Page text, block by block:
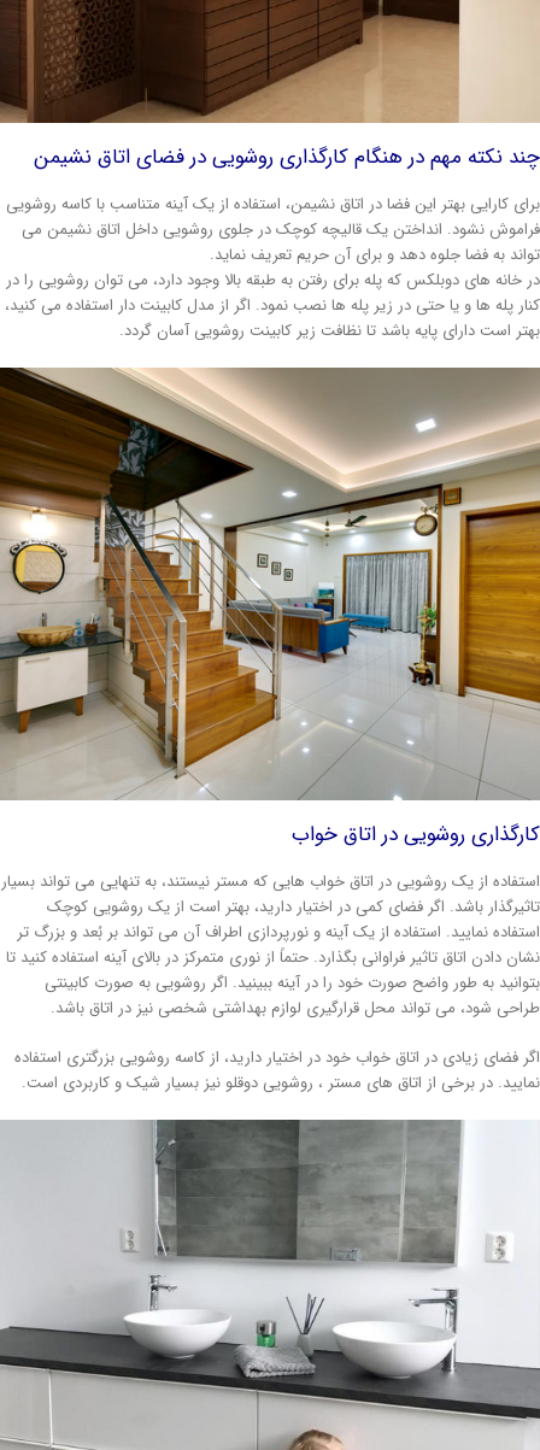
نکته مهم در هنگام کارگذاری روشویی در فضای اتاق نشیمن
کارایی بهتر این فضا در اتاق نشیمن، استفاده از یک آینه متناسب با کاسه روشویی
نشود. انداختن یک قالیچه کوچک در جلوی روشویی داخل اتاق نشیمن می
به فضا جلوه دهد و برای آن حریم تعریف نماید.
خانه های دوبلکس که پله برای رفتن به طبقه بالا وجود دارد، می توان روشویی را در
پله ها و یا حتی در زیر پله ها نصب نمود. اگر از مدل کابینت دار استفاده می کنید،
است دارای پایه باشد تا نظافت زیر کابینت روشویی آسان گردد.
روشویی در اتاق خواب
از یک روشویی در اتاق خواب هایی که مستر نیستند، به تنهایی می تواند بسیار
باشد. اگر فضای کمی در اختیار دارید، بهتر است از یک روشویی کوچک
نمایید. استفاده از یک آینه و نورپردازی اطراف آن می تواند بر بُعد و بزرگ تر
دادن اتاق تاثیر فراوانی بگذارد. حتماً از نوری متمرکز در بالای آینه استفاده کنید تا
به طور واضح صورت خود را در آینه ببینید. اگر روشویی به صورت کابینتی
شود، می تواند محل قرارگیری لوازم بهداشتی شخصی نیز در اتاق باشد.
فضای زیادی در اتاق خواب خود در اختیار دارید، از کاسه روشویی بزرگتری استفاده
در برخی از اتاق های مستر ، روشویی دوقلو نیز بسیار شیک و کاربردی است.